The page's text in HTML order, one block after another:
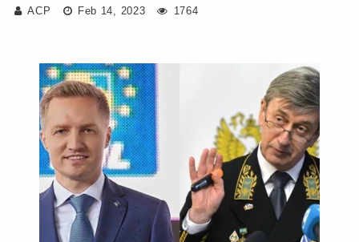
ACP Feb 14, 2023 1764